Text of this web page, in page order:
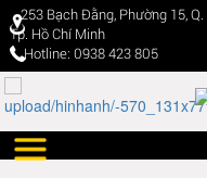
253 Bạch Đằng, Phường 15,
Tp. Hồ Chí Minh
Hotline: 0938 423 805